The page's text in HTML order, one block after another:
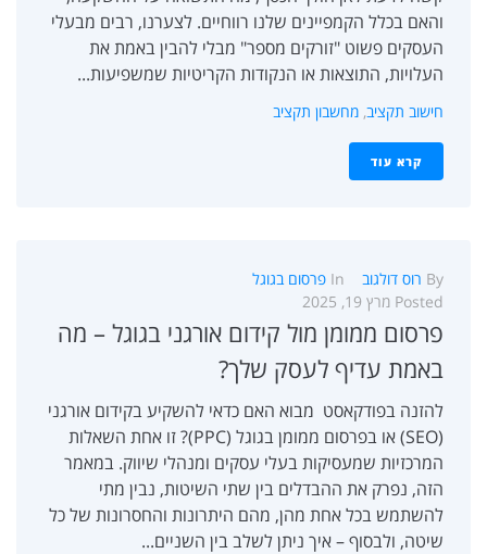
והאם בכלל הקמפיינים שלנו רווחיים. לצערנו, רבים מבעלי
העסקים פשוט "זורקים מספר" מבלי להבין באמת את
העלויות, התוצאות או הנקודות הקריטיות שמשפיעות...
חישוב תקציב, מחשבון תקציב
קרא עוד
By רוס דולגוב In פרסום בגוגל
Posted מרץ 19, 2025
פרסום ממומן מול קידום אורגני בגוגל – מה
באמת עדיף לעסק שלך?
להזנה בפודקאסט מבוא האם כדאי להשקיע בקידום אורגני
(SEO) או בפרסום ממומן בגוגל (PPC)? זו אחת השאלות
המרכזיות שמעסיקות בעלי עסקים ומנהלי שיווק. במאמר
הזה, נפרק את ההבדלים בין שתי השיטות, נבין מתי
להשתמש בכל אחת מהן, מהם היתרונות והחסרונות של כל
שיטה, ולבסוף – איך ניתן לשלב בין השניים...